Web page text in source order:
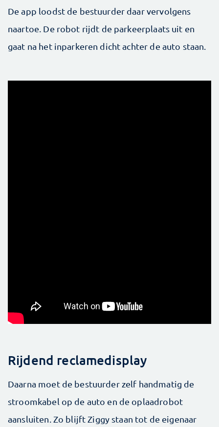
De app loodst de bestuurder daar vervolgens
naartoe. De robot rijdt de parkeerplaats uit en
gaat na het inparkeren dicht achter de auto staan.
Rijdend reclamedisplay
Daarna moet de bestuurder zelf handmatig de
stroomkabel op de auto en de oplaadrobot
aansluiten. Zo blijft Ziggy staan tot de eigenaar